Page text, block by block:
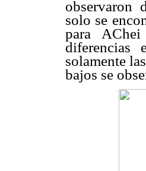
observaron
solo se
para
diferencias
solamente
bajos se